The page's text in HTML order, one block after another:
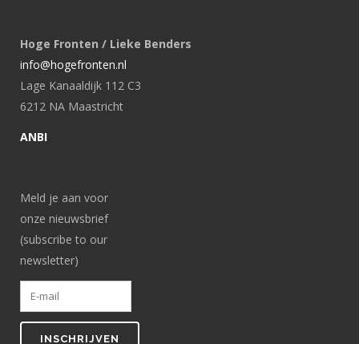
Hoge Fronten / Lieke Benders
info@hogefronten.nl
Lage Kanaaldijk 112 C3
6212 NA Maastricht
ANBI
Meld je aan voor
onze nieuwsbrief
(subscribe to our
newsletter)